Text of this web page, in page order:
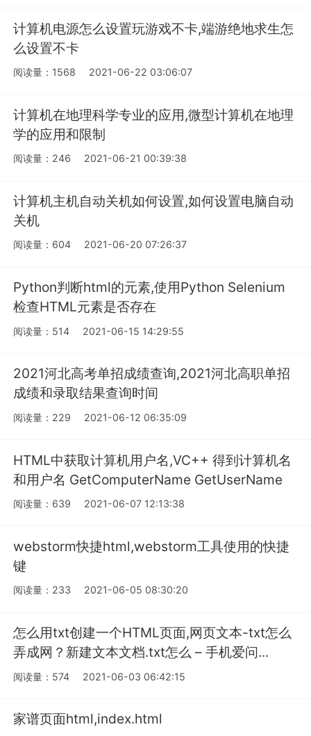
计算机电源怎么设置玩游戏不卡,端游绝地求生怎
么设置不卡
阅读量：1568 2021-06-22 03:06:07
计算机在地理科学专业的应用,微型计算机在地理
学的应用和限制
阅读量：246 2021-06-21 00:39:38
计算机主机自动关机如何设置,如何设置电脑自动
关机
阅读量：604 2021-06-20 07:26:37
Python判断html的元素,使用Python Selenium
检查HTML元素是否存在
阅读量：514 2021-06-15 14:29:55
2021河北高考单招成绩查询,2021河北高职单招
成绩和录取结果查询时间
阅读量：229 2021-06-12 06:35:09
HTML中获取计算机用户名,VC++ 得到计算机名
和用户名 GetComputerName GetUserName
阅读量：639 2021-06-07 12:13:38
webstorm快捷html,webstorm工具使用的快捷
键
阅读量：233 2021-06-05 08:30:20
怎么用txt创建一个HTML页面,网页文本-txt怎么
弄成网？新建文本文档.txt怎么 – 手机爱问...
阅读量：574 2021-06-03 06:42:15
家谱页面html,index.html